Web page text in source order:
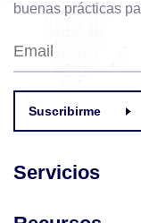
buenas prácticas
Suscribirme
Servicios